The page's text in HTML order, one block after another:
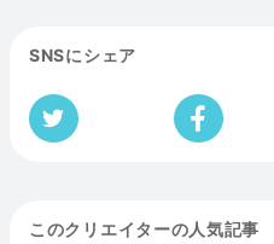
SNSにシェア
このクリエイターの人気記事